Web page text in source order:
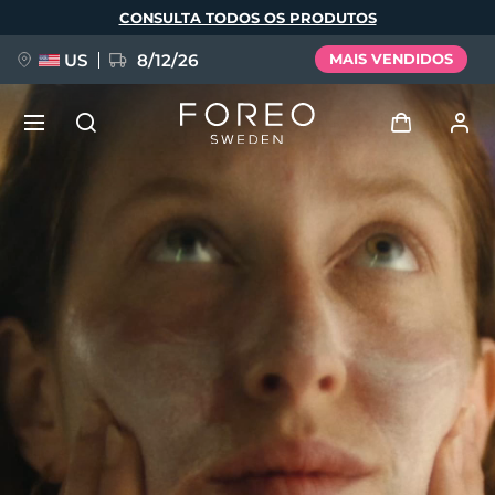
principal
CONSULTA TODOS OS PRODUTOS
US 8/12/26 MAIS VENDIDOS
Entrar
Perfil de usuário
Meus aparelhos
Meus pedidos
Meus endereços
As minhas subscrições
NOVIDADE
BREAKING NEWS
issa™ Teeth Whitening Set
Español
Français
Português
Русский
繁體中文